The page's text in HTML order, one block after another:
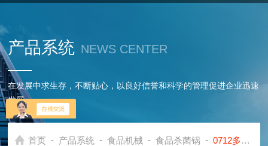
产品系统 NEWS CENTER
在发展中求生存，不断贴心，以良好信誉和科学的管理促进企业迅速
发展
首页 - 产品系统 - 食品机械 - 食品杀菌锅 - 0712多功能全自动牛肉杀菌锅